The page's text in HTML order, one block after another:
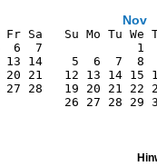
Nov
Fr Sa   Su Mo Tu We
6  7             1
13 14    5  6  7  8
20 21   12 13 14 15
27 28   19 20 21 22
26 27 28 29